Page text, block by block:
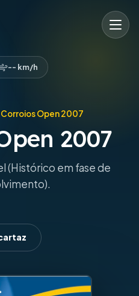
-- km/h
Corroios Open 2007
2007
(Histórico em fase de